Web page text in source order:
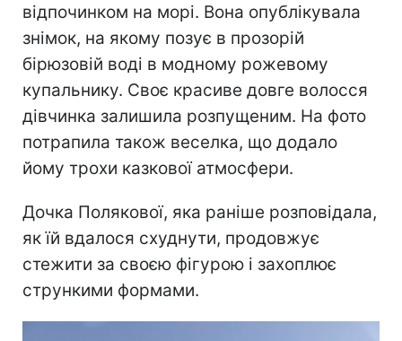
відпочинком на морі. Вона опублікувала
знімок, на якому позує в прозорій
бірюзовій воді в модному рожевому
купальнику. Своє красиве довге волосся
дівчинка залишила розпущеним. На фото
потрапила також веселка, що додало
йому трохи казкової атмосфери.
Дочка Полякової, яка раніше розповідала,
як їй вдалося схуднути, продовжує
стежити за своєю фігурою і захоплює
стрункими формами.